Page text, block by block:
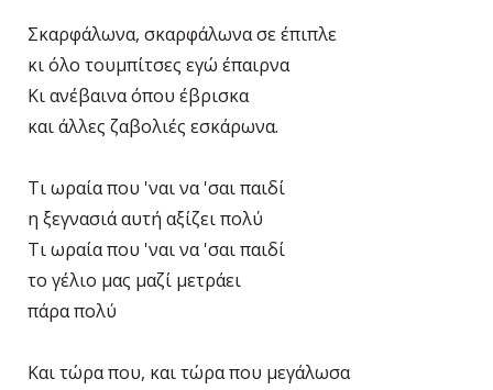
Σκαρφάλωνα, σκαρφάλωνα σε έπιπλε
κι όλο τουμπίτσες εγώ έπαιρνα
Κι ανέβαινα όπου έβρισκα
και άλλες ζαβολιές εσκάρωνα.
Τι ωραία που 'ναι να 'σαι παιδί
η ξεγνασιά αυτή αξίζει πολύ
Τι ωραία που 'ναι να 'σαι παιδί
το γέλιο μας μαζί μετράει
πάρα πολύ
Και τώρα που, και τώρα που μεγάλωσα